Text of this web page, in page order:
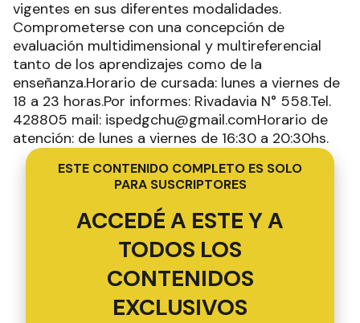
vigentes en sus diferentes modalidades.
Comprometerse con una concepción de
evaluación multidimensional y multireferencial
tanto de los aprendizajes como de la
enseñanza.Horario de cursada: lunes a viernes de
18 a 23 horas.Por informes: Rivadavia N° 558.Tel.
428805 mail: ispedgchu@gmail.comHorario de
atención: de lunes a viernes de 16:30 a 20:30hs.
ESTE CONTENIDO COMPLETO ES SOLO
PARA SUSCRIPTORES
ACCEDÉ A ESTE Y A
TODOS LOS
CONTENIDOS
EXCLUSIVOS